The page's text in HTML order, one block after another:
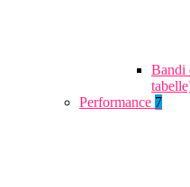
Bandi
Performance 7